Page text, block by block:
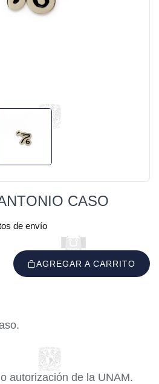
CASO
de envío
AGREGAR A CARRITO
autorización de la UNAM.